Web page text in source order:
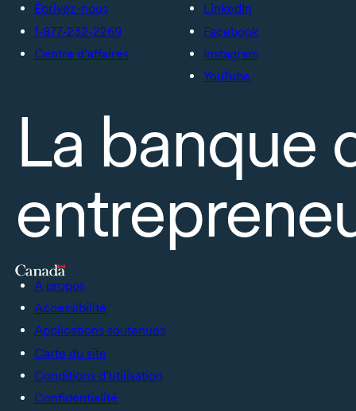
Écrivez-nous
1-877-232-2269
Centre d’affaires
LinkedIn
Facebook
Instagram
YouTube
La banque
À propos
Accessibilité
Applications soutenues
Carte du site
Conditions d’utilisation
Confidentialité